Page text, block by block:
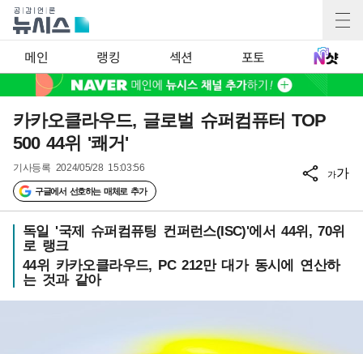
메인 랭킹 섹션 포토
카카오클라우드, 글로벌 슈퍼컴퓨터 TOP
500 44위 '쾌거'
기사등록 2024/05/28 15:03:56
구글에서 선호하는 매체로 추가
가가
독일 '국제 슈퍼컴퓨팅 컨퍼런스(ISC)'에서 44위, 70위
로 랭크
44위 카카오클라우드, PC 212만 대가 동시에 연산하
는 것과 같아